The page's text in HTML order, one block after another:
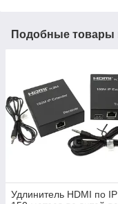
Подобные товары
Удлинитель HDMI по